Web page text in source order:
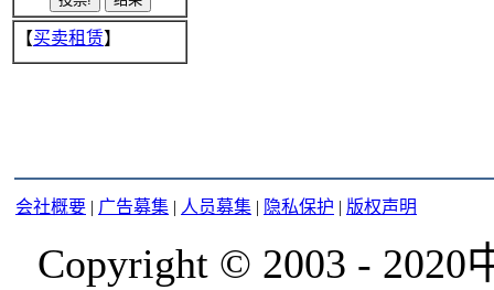
【买卖租赁】
会社概要 | 广告募集 | 人员募集 | 隐私保护 | 版权声明
Copyright © 2003 -